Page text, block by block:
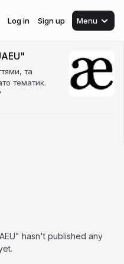
Log in Sign up Menu
та
тематик.
hasn't published any